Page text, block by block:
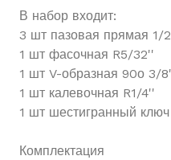
В набор входит:
3 шт пазовая прямая 1/
1 шт фасочная R5/32''
1 шт V-образная 90о 3/
1 шт калевочная R1/4''
1 шт шестигранный
Комплектация